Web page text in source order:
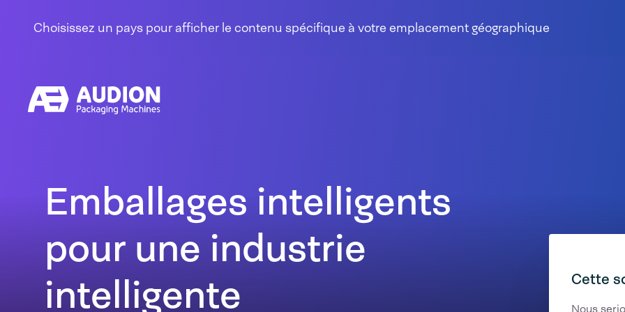
Choisissez un pays pour afficher le contenu spécifique à votre emplacement géographique
Emballages intelligents
pour une industrie
intelligente
Cette
Nous